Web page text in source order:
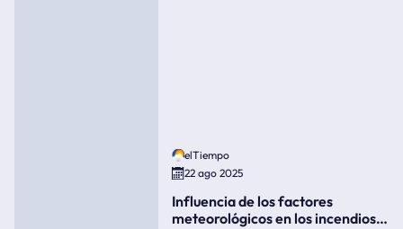
elTiempo
22 ago 2025
Influencia de los factores
meteorológicos en los incendios